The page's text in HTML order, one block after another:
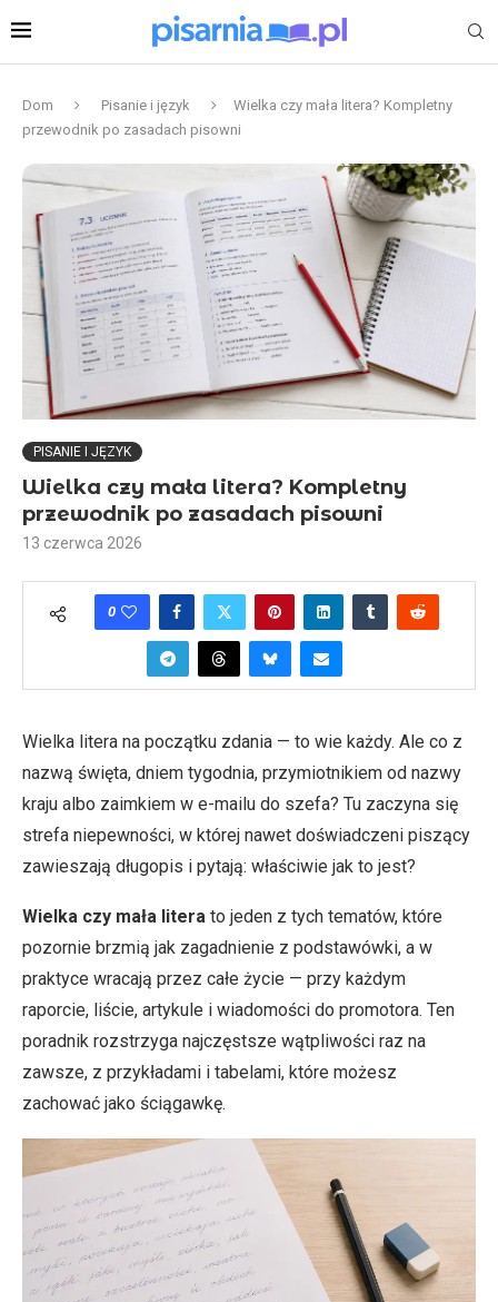
Dom Pisanie i język
Wielka czy mała litera? Kompletny
przewodnik po zasadach pisowni
PISANIE I JĘZYK
Wielka czy mała litera? Kompletny
przewodnik po zasadach pisowni
13 czerwca 2026
0
Wielka litera na początku zdania — to wie każdy. Ale co z
nazwą święta, dniem tygodnia, przymiotnikiem od nazwy
kraju albo zaimkiem w e-mailu do szefa? Tu zaczyna się
strefa niepewności, w której nawet doświadczeni piszący
zawieszają długopis i pytają: właściwie jak to jest?
Wielka czy mała litera to jeden z tych tematów, które
pozornie brzmią jak zagadnienie z podstawówki, a w
praktyce wracają przez całe życie — przy każdym
raporcie, liście, artykule i wiadomości do promotora. Ten
poradnik rozstrzyga najczęstsze wątpliwości raz na
zawsze, z przykładami i tabelami, które możesz
zachować jako ściągawkę.